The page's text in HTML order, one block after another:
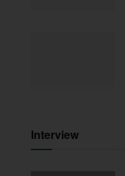
Interview